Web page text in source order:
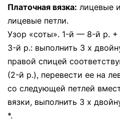
Платочная вязка: лицевые
лицевые петли.
Узор «соты». 1-й — 8-й р. +
3-й р.: выполнить 3 х
правой спицей
(2-й р.), перевести ее на
со следующей петлей
вязки, выполнить 3 х
*.